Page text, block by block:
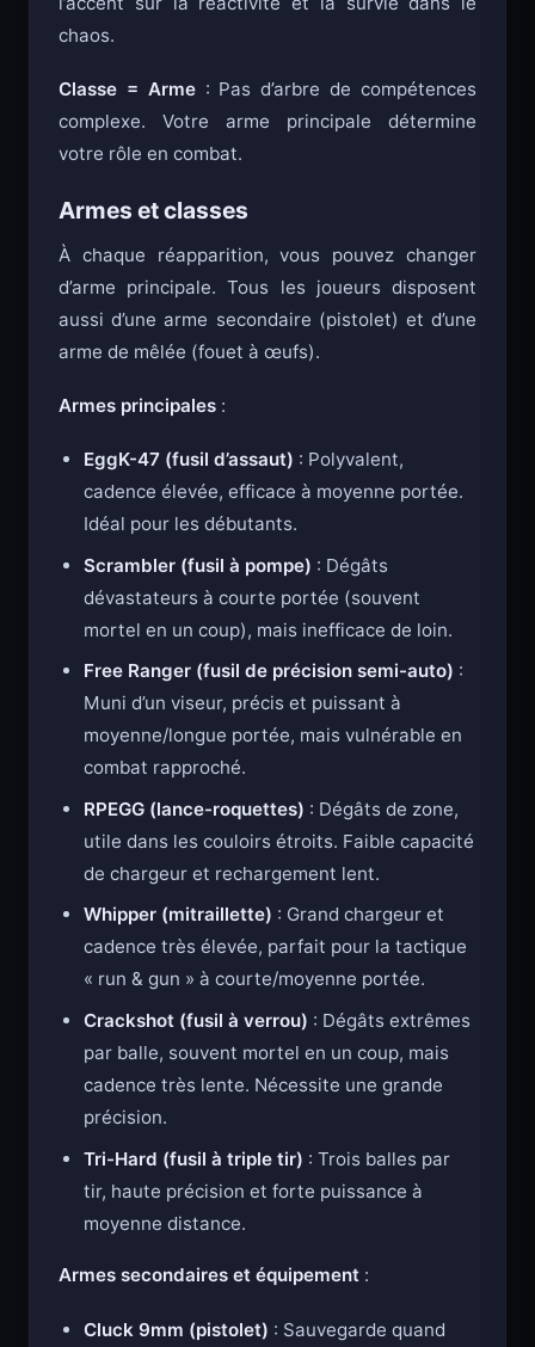
chaos.
Classe = Arme: Pas d’arbre de compétences
complexe. Votre arme principale détermine
votre rôle en combat.
Armes et classes
À chaque réapparition, vous pouvez changer
d’arme principale. Tous les joueurs disposent
aussi d’une arme secondaire (pistolet) et d’une
arme de mêlée (fouet à œufs).
Armes principales :
EggK-47 (fusil d’assaut) : Polyvalent,
cadence élevée, efficace à moyenne portée.
Idéal pour les débutants.
Scrambler (fusil à pompe) : Dégâts
dévastateurs à courte portée (souvent
mortel en un coup), mais inefficace de loin.
Free Ranger (fusil de précision semi-auto) :
Muni d’un viseur, précis et puissant à
moyenne/longue portée, mais vulnérable en
combat rapproché.
RPEGG (lance-roquettes) : Dégâts de zone,
utile dans les couloirs étroits. Faible capacité
de chargeur et rechargement lent.
Whipper (mitraillette) : Grand chargeur et
cadence très élevée, parfait pour la tactique
« run & gun » à courte/moyenne portée.
Crackshot (fusil à verrou) : Dégâts extrêmes
par balle, souvent mortel en un coup, mais
cadence très lente. Nécessite une grande
précision.
Tri-Hard (fusil à triple tir) : Trois balles par
tir, haute précision et forte puissance à
moyenne distance.
Armes secondaires et équipement :
Cluck 9mm (pistolet) : Sauvegarde quand